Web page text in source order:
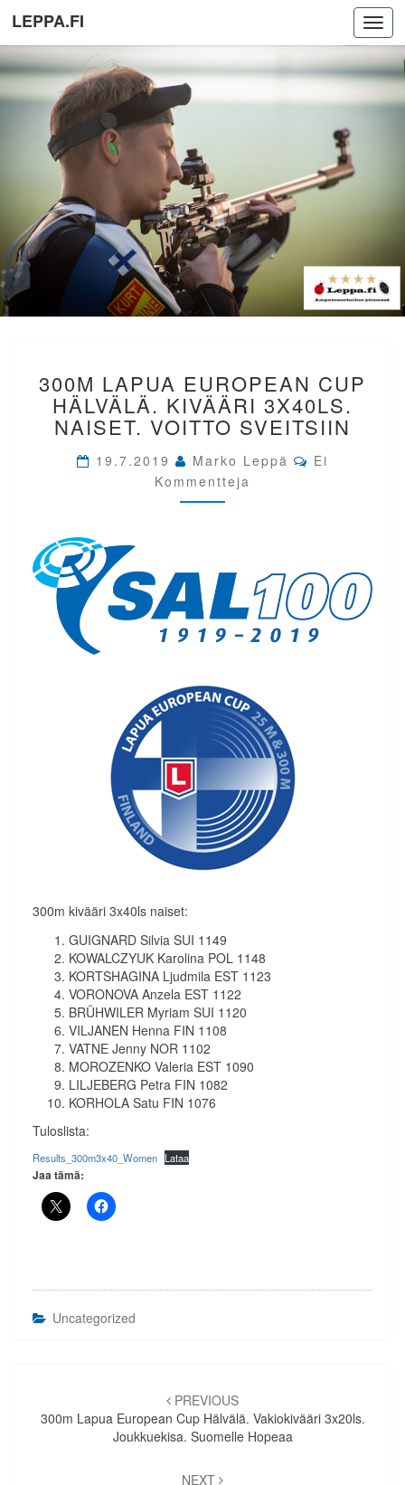
LEPPA.FI
LAPUA
EUROPEAN
CUP
HÄLVÄLÄ.
KIVÄÄRI
3X40LS.
NAISET.
VOITTO
300M LAPUA EUROPEAN CUP
HÄLVÄLÄ. KIVÄÄRI 3X40LS.
NAISET. VOITTO SVEITSIIN
19.7.2019 Marko Leppä Comments
Ei
Kommentteja
300m kivääri 3x40ls naiset:
GUIGNARD Silvia SUI 1149
KOWALCZYUK Karolina POL 1148
KORTSHAGINA Ljudmila EST 1123
VORONOVA Anzela EST 1122
BRÜHWILER Myriam SUI 1120
VILJANEN Henna FIN 1108
VATNE Jenny NOR 1102
MOROZENKO Valeria EST 1090
LILJEBERG Petra FIN 1082
KORHOLA Satu FIN 1076
Tuloslista:
Results_300m3x40_Women Lataa
Jaa tämä:
Uncategorized
selaus
PREVIOUS
300m Lapua European Cup Hälvälä. Vakiokivääri 3x20ls.
Joukkuekisa. Suomelle Hopeaa
NEXT